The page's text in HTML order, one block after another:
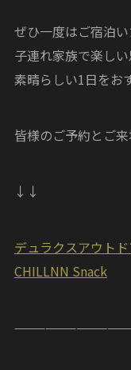
ぜひ一度はご宿泊
子連れ家族で楽し
素晴らしい1日をお
皆様のご予約とご
↓↓
デュラクスアウト
CHILLNN Snack